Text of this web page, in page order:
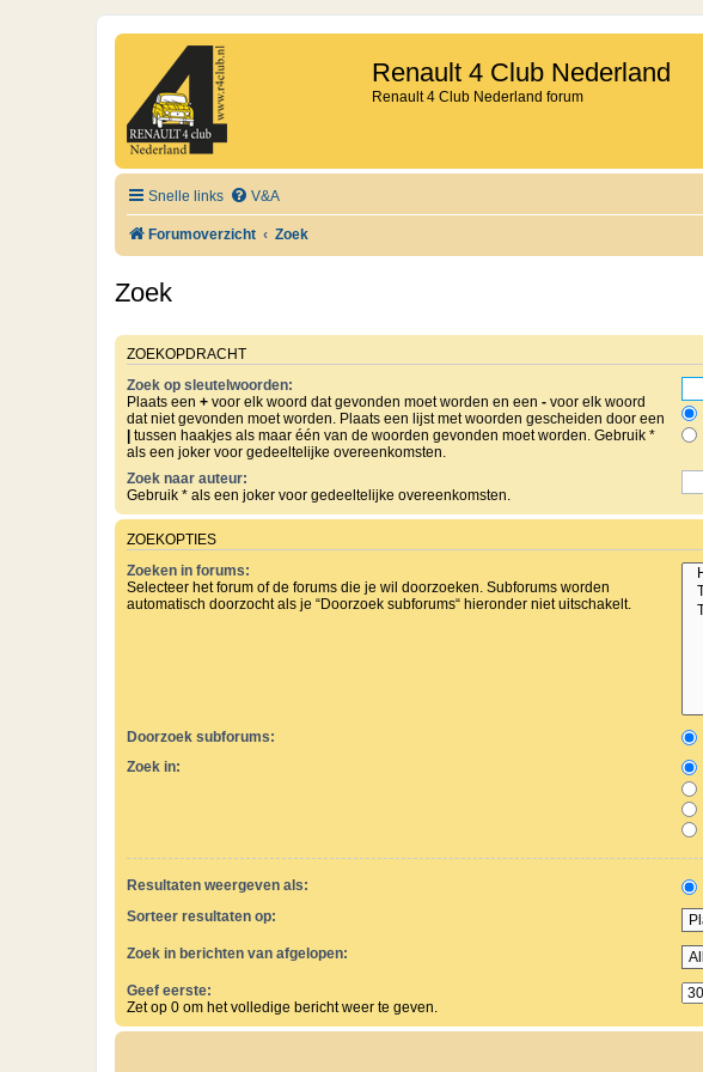
Renault 4 Club Nederland
Renault 4 Club Nederland forum
Snelle links V&A
Forumoverzicht Zoek
Zoek
ZOEKOPDRACHT
Zoek op sleutelwoorden:
Plaats een + voor elk woord dat gevonden moet worden en een - voor elk woord
dat niet gevonden moet worden. Plaats een lijst met woorden gescheiden door een
tussen haakjes als maar één van de woorden gevonden moet worden. Gebruik *
als een joker voor gedeeltelijke overeenkomsten.
Zoek naar auteur:
Gebruik * als een joker voor gedeeltelijke overeenkomsten.
ZOEKOPTIES
Zoeken in forums:
Selecteer het forum of de forums die je wil doorzoeken. Subforums worden
automatisch doorzocht als je “Doorzoek subforums“ hieronder niet uitschakelt.
Doorzoek subforums:
Zoek in:
Resultaten weergeven als:
Sorteer resultaten op:
Zoek in berichten van afgelopen:
Geef eerste:
Zet op 0 om het volledige bericht weer te geven.